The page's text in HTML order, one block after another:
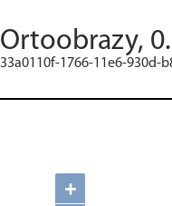
Ortoobrazy,
33a0110f-1766-11e6-930d-
+